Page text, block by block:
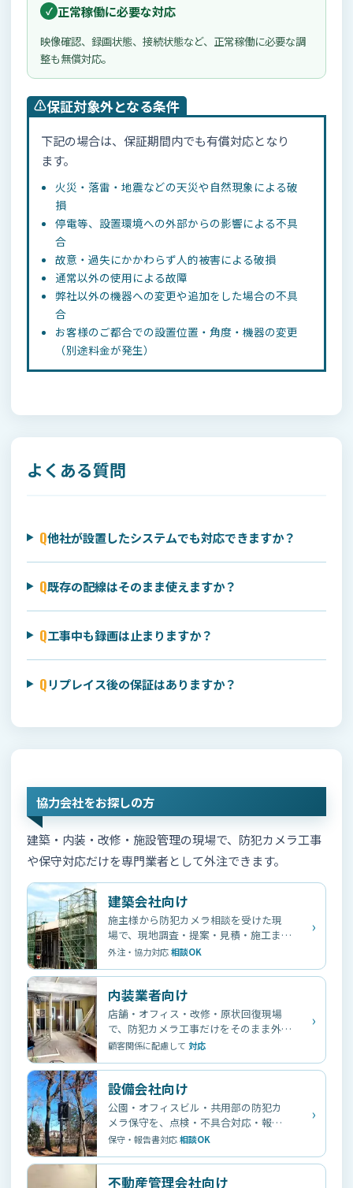
正常稼働に必要な対応
映像確認、録画状態、接続状態など、正常稼働に必要な調
整も無償対応。
⚠️保証対象外となる条件
下記の場合は、保証期間内でも有償対応となり
ます。
火災・落雷・地震などの天災や自然現象による破
損
停電等、設置環境への外部からの影響による不具
合
故意・過失にかかわらず人的被害による破損
通常以外の使用による故障
弊社以外の機器への変更や追加をした場合の不具
合
お客様のご都合での設置位置・角度・機器の変更
（別途料金が発生）
よくある質問
Q他社が設置したシステムでも対応できますか？
Q既存の配線はそのまま使えますか？
Q工事中も録画は止まりますか？
Qリプレイス後の保証はありますか？
協力会社をお探しの方
建築・内装・改修・施設管理の現場で、防犯カメラ工事
や保守対応だけを専門業者として外注できます。
建築会社向け
施主様から防犯カメラ相談を受けた現
場で、現地調査・提案・見積・施工まで
外注対応。
外注・協力対応相談OK
›
内装業者向け
店舗・オフィス・改修・原状回復現場
で、防犯カメラ工事だけをそのまま外注
できます。
顧客関係に配慮して 対応
›
設備会社向け
公園・オフィスビル・共用部の防犯カ
メラ保守を、点検・不具合対応・報告
書発行まで外注できます。
保守・報告書対応相談OK
›
不動産管理会社向け